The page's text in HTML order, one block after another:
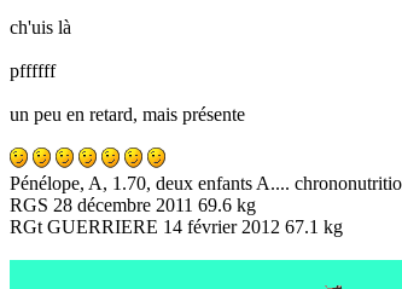
ch'uis là
pffffff
un peu en retard, mais présente
Pénélope, A, 1.70, deux enfants A....
RGS 28 décembre 2011 69.6 kg
RGt GUERRIERE 14 février 2012 67.1 kg